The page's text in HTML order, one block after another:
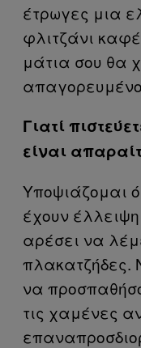
έτρωγες μια
φλιτζάνι καφέ
μάτια σου θα
Γιατί
είναι
Υποψιάζομαι
έχουν
αρέσει να
πλακατζήδες.
να
τις χαμένες